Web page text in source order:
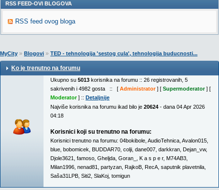
RSS FEED-OVI BLOGOVA
RSS feed ovog bloga
MyCity » Blogovi » TED - tehnologija 'sestog cula', tehnologija buducnosti...
Ko je trenutno na forumu
Ukupno su 5013 korisnika na forumu :: 26 registrovanih, 5
sakrivenih i 4982 gosta :: [ Administrator] [ Supermoderator] [
Moderator] :: Detaljnije
Najviše korisnika na forumu ikad bilo je 20624 - dana 04 Apr 2026
04:18
Korisnici koji su trenutno na forumu:
Korisnici trenutno na forumu: 04bokibole AudioTehnica Avalon015
blue bobomicek BUDDAR70 colji dane007 darkkran Dejan_vw,
Djole3621
famoso Gheljda Goran_ K a s p e r, M74AB3
Milan1996 nenad81 partyzan RajkoB RecA saputnik plavetnila
Saša31LPB Siti2 SlaKoj tomigun